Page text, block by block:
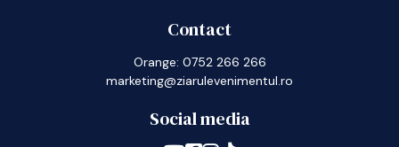
Contact
Orange: 0752 266 266
marketing@ziarulevenimentul.ro
Social media